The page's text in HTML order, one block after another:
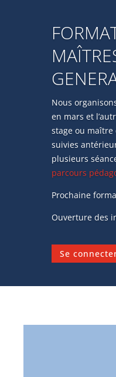
Nous
en mars et
stage ou maître
suivies
plusieurs
parcours
Prochaine
Ouverture des
Se